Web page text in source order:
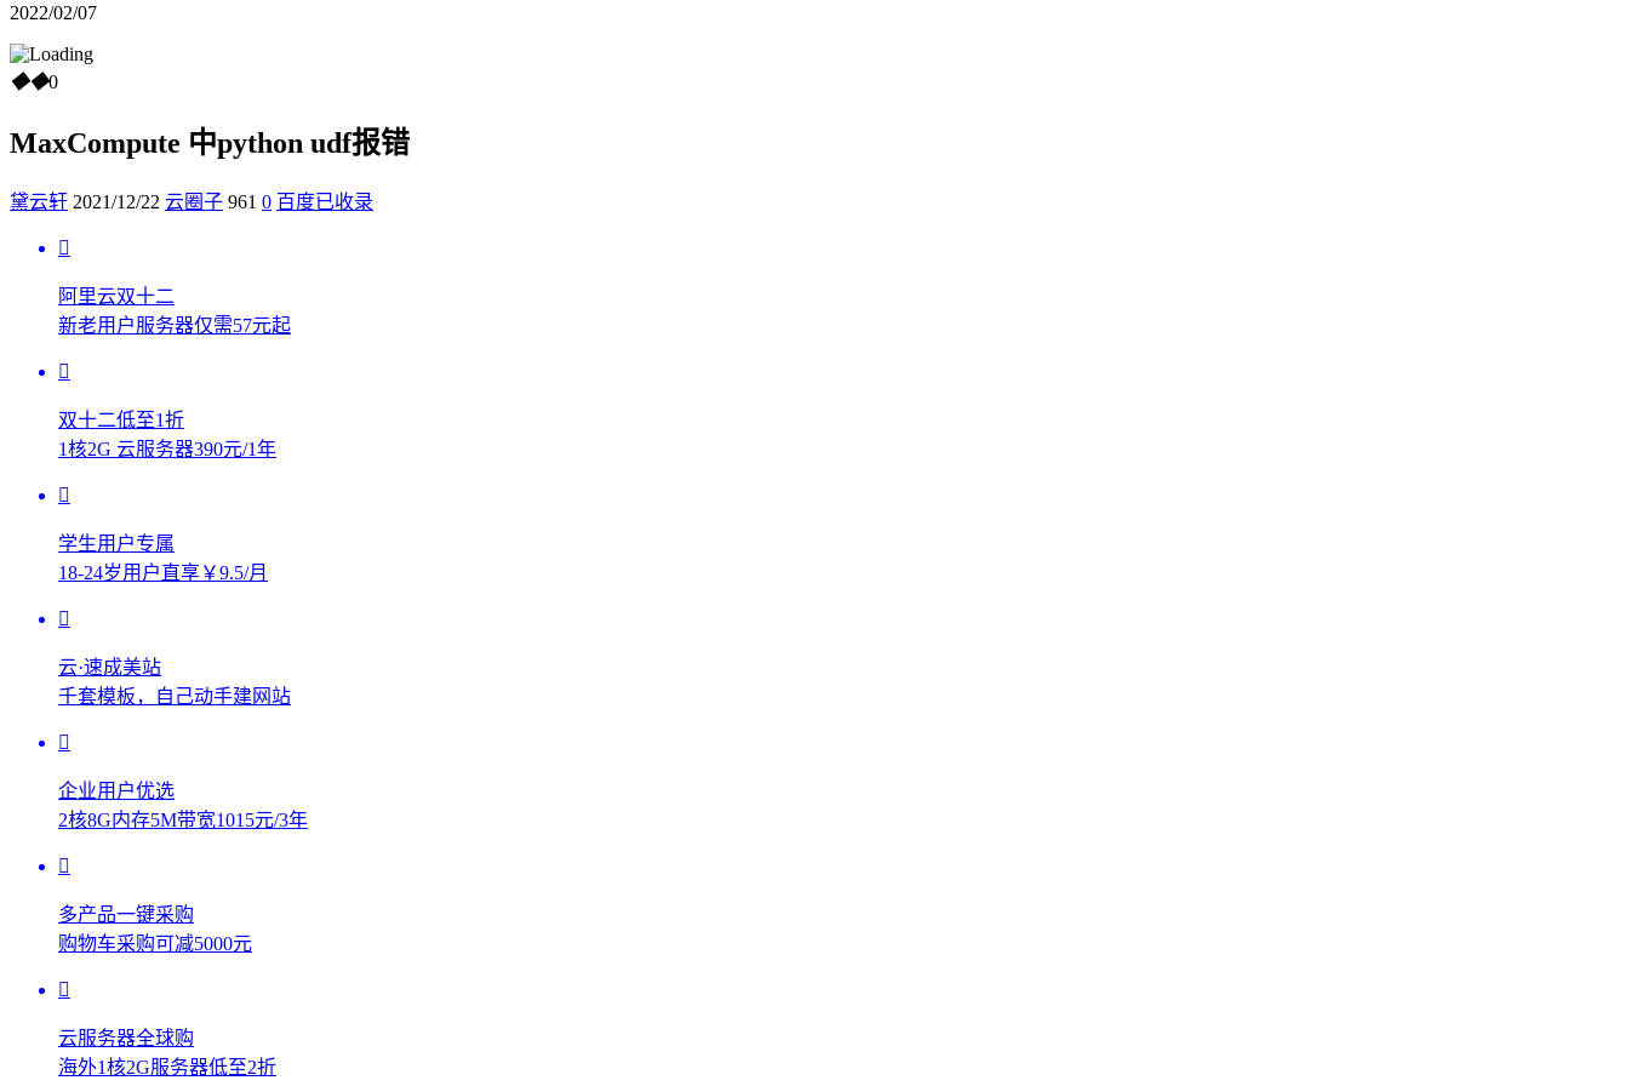
2022/02/07
◆◆0
MaxCompute 中python udf报错
黛云轩 2021/12/22 云圈子 961 0 百度已收录
阿里云双十二
新老用户服务器仅需57元起
双十二低至1折
1核2G 云服务器390元/1年
学生用户专属
18-24岁用户直享￥9.5/月
云·速成美站
千套模板，自己动手建网站
企业用户优选
2核8G内存5M带宽1015元/3年
多产品一键采购
购物车采购可减5000元
云服务器全球购
海外1核2G服务器低至2折